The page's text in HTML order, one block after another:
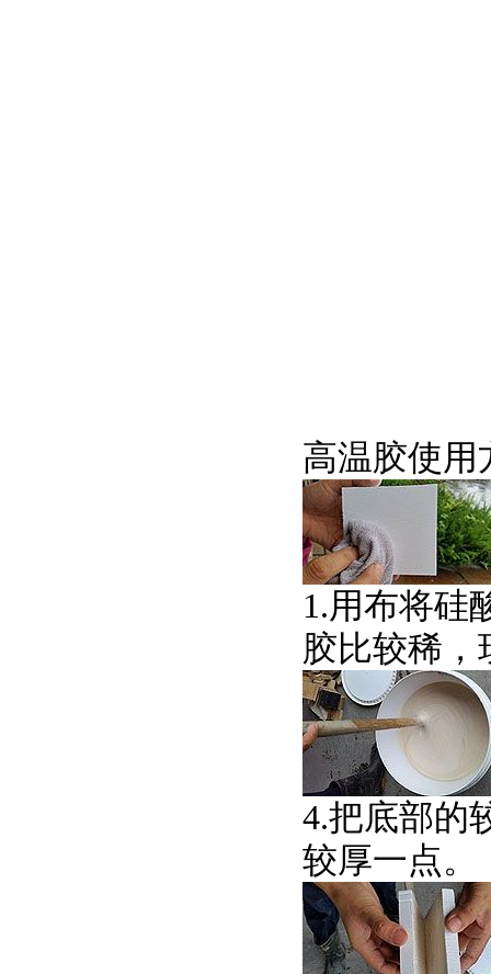
高温胶使用
1.用布将硅
胶比较稀
4.把底部的
较厚一点。